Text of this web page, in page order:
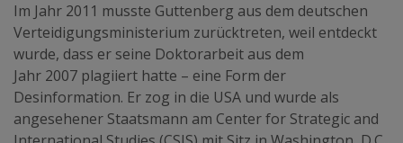
Im Jahr 2011 musste Guttenberg aus dem deutschen
Verteidigungsministerium zurücktreten, weil entdeckt
wurde, dass er seine Doktorarbeit aus dem
Jahr 2007 plagiiert hatte – eine Form der
Desinformation. Er zog in die USA und wurde als
angesehener Staatsmann am Center for Strategic and